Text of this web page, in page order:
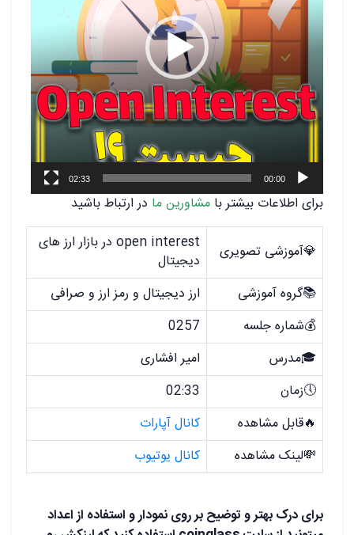
00:00
02:33
برای اطلاعات بیشتر با مشاورین ما در ارتباط باشید
💎آموزشی تصویری
open interest در بازار ارز های
دیجیتال
📚گروه آموزشی
ارز دیجیتال و رمز ارز و صرافی
💰شماره جلسه
0257
🎓مدرس
امیر افشاری
🕔زمان
02:33
🔥قابل مشاهده
کانال آپارات
💸لینک مشاهده
کانال یوتیوب
برای درک بهتر و توضیح بر روی نمودار و استفاده از اعداد